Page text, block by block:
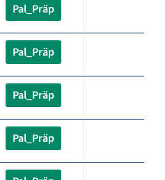
Pal_Präp
Pal_Präp
Pal_Präp
Pal_Präp